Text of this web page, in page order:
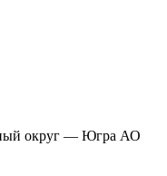
округ — Югра АО